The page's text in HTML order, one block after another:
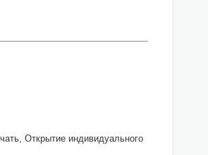
Открытие индивидуального